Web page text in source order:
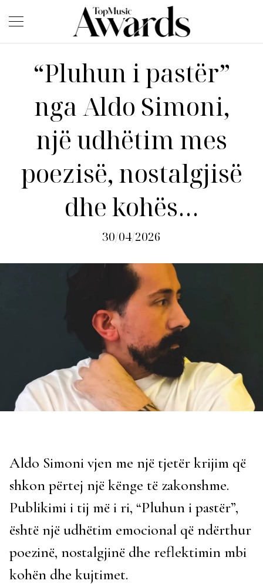
“Pluhun i pastër”
nga Aldo Simoni,
një udhëtim mes
poezisë, nostalgjisë
dhe kohës…
30/04/2026
Aldo Simoni vjen me një tjetër krijim që
shkon përtej një kënge të zakonshme.
Publikimi i tij më i ri, “Pluhun i pastër”,
është një udhëtim emocional që ndërthur
poezinë, nostalgjinë dhe reflektimin mbi
kohën dhe kujtimet.